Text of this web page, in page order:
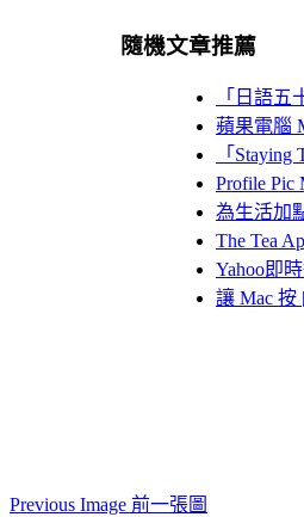
隨機文章推薦
「日語
蘋果電腦
「
Profile
為生活加
The Tea
Yahoo即
讓 Mac
Previous Image 前一張圖